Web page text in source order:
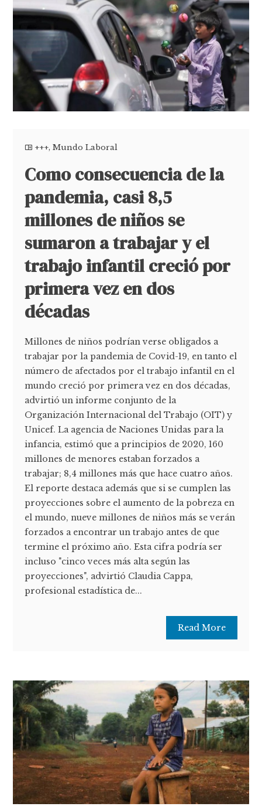
+++,Mundo Laboral
Como consecuencia de la
pandemia, casi 8,5
millones de niños se
sumaron a trabajar y el
trabajo infantil creció por
primera vez en dos
décadas
Millones de niños podrían verse obligados a
trabajar por la pandemia de Covid-19, en tanto el
número de afectados por el trabajo infantil en el
mundo creció por primera vez en dos décadas,
advirtió un informe conjunto de la
Organización Internacional del Trabajo (OIT) y
Unicef. La agencia de Naciones Unidas para la
infancia, estimó que a principios de 2020, 160
millones de menores estaban forzados a
trabajar; 8,4 millones más que hace cuatro años.
El reporte destaca además que si se cumplen las
proyecciones sobre el aumento de la pobreza en
el mundo, nueve millones de niños más se verán
forzados a encontrar un trabajo antes de que
termine el próximo año. Esta cifra podría ser
incluso "cinco veces más alta según las
proyecciones", advirtió Claudia Cappa,
profesional estadística de...
Read More